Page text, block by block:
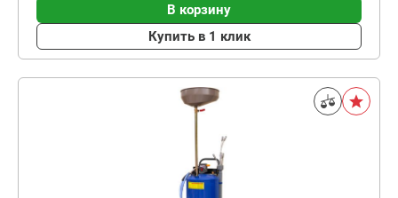
В корзину
Купить в 1 клик